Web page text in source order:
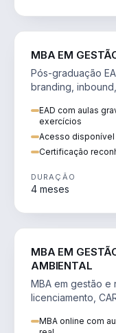
MBA EM
Pós-graduação
branding,
EAD com aulas
exercícios
Acesso
Certificação
DURAÇÃO
4 meses
MBA EM
AMBIENTAL
MBA em gestão e
licenciamento,
MBA online com